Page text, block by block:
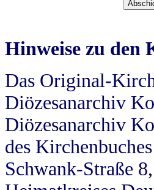
Hinweise zu den
Das Original-
Diözesanarchiv
Diözesanarchiv
des
Schwank-Straße